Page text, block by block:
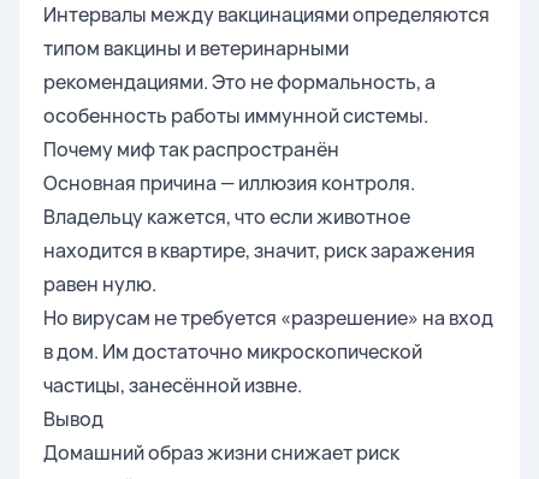
Интервалы между вакцинациями определяются
типом вакцины и ветеринарными
рекомендациями. Это не формальность, а
особенность работы иммунной системы.
Почему миф так распространён
Основная причина — иллюзия контроля.
Владельцу кажется, что если животное
находится в квартире, значит, риск заражения
равен нулю.
Но вирусам не требуется «разрешение» на вход
в дом. Им достаточно микроскопической
частицы, занесённой извне.
Вывод
Домашний образ жизни снижает риск